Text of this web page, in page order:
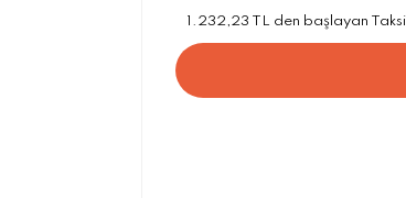
1.232,23 TL den başlayan